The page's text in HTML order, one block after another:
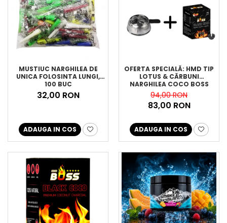
MUSTIUC NARGHILEA DE
UNICA FOLOSINTA LUNGI,
100 BUC
32,00 RON
ADAUGA IN COS
OFERTA SPECIALĂ: HMD TIP
LOTUS & CĂRBUNI
NARGHILEA COCO BOSS
94,00 RON
83,00 RON
ADAUGA IN COS